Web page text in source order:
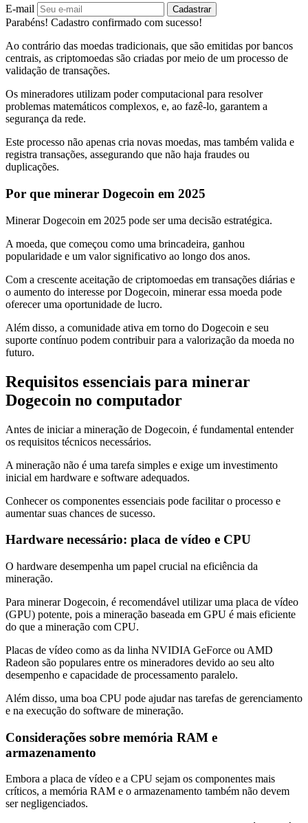
E-mail Cadastrar
Parabéns! Cadastro confirmado com sucesso!
Ao contrário das moedas tradicionais, que são emitidas por bancos
centrais, as criptomoedas são criadas por meio de um processo de
validação de transações.
Os mineradores utilizam poder computacional para resolver
problemas matemáticos complexos, e, ao fazê-lo, garantem a
segurança da rede.
Este processo não apenas cria novas moedas, mas também valida e
registra transações, assegurando que não haja fraudes ou
duplicações.
Por que minerar Dogecoin em 2025
Minerar Dogecoin em 2025 pode ser uma decisão estratégica.
A moeda, que começou como uma brincadeira, ganhou
popularidade e um valor significativo ao longo dos anos.
Com a crescente aceitação de criptomoedas em transações diárias e
o aumento do interesse por Dogecoin, minerar essa moeda pode
oferecer uma oportunidade de lucro.
Além disso, a comunidade ativa em torno do Dogecoin e seu
suporte contínuo podem contribuir para a valorização da moeda no
futuro.
Requisitos essenciais para minerar
Dogecoin no computador
Antes de iniciar a mineração de Dogecoin, é fundamental entender
os requisitos técnicos necessários.
A mineração não é uma tarefa simples e exige um investimento
inicial em hardware e software adequados.
Conhecer os componentes essenciais pode facilitar o processo e
aumentar suas chances de sucesso.
Hardware necessário: placa de vídeo e CPU
O hardware desempenha um papel crucial na eficiência da
mineração.
Para minerar Dogecoin, é recomendável utilizar uma placa de vídeo
(GPU) potente, pois a mineração baseada em GPU é mais eficiente
do que a mineração com CPU.
Placas de vídeo como as da linha NVIDIA GeForce ou AMD
Radeon são populares entre os mineradores devido ao seu alto
desempenho e capacidade de processamento paralelo.
Além disso, uma boa CPU pode ajudar nas tarefas de gerenciamento
e na execução do software de mineração.
Considerações sobre memória RAM e
armazenamento
Embora a placa de vídeo e a CPU sejam os componentes mais
críticos, a memória RAM e o armazenamento também não devem
ser negligenciados.